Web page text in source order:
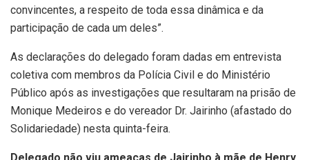
convincentes, a respeito de toda essa dinâmica e da
participação de cada um deles”.
As declarações do delegado foram dadas em entrevista
coletiva com membros da Polícia Civil e do Ministério
Público após as investigações que resultaram na prisão de
Monique Medeiros e do vereador Dr. Jairinho (afastado do
Solidariedade) nesta quinta-feira.